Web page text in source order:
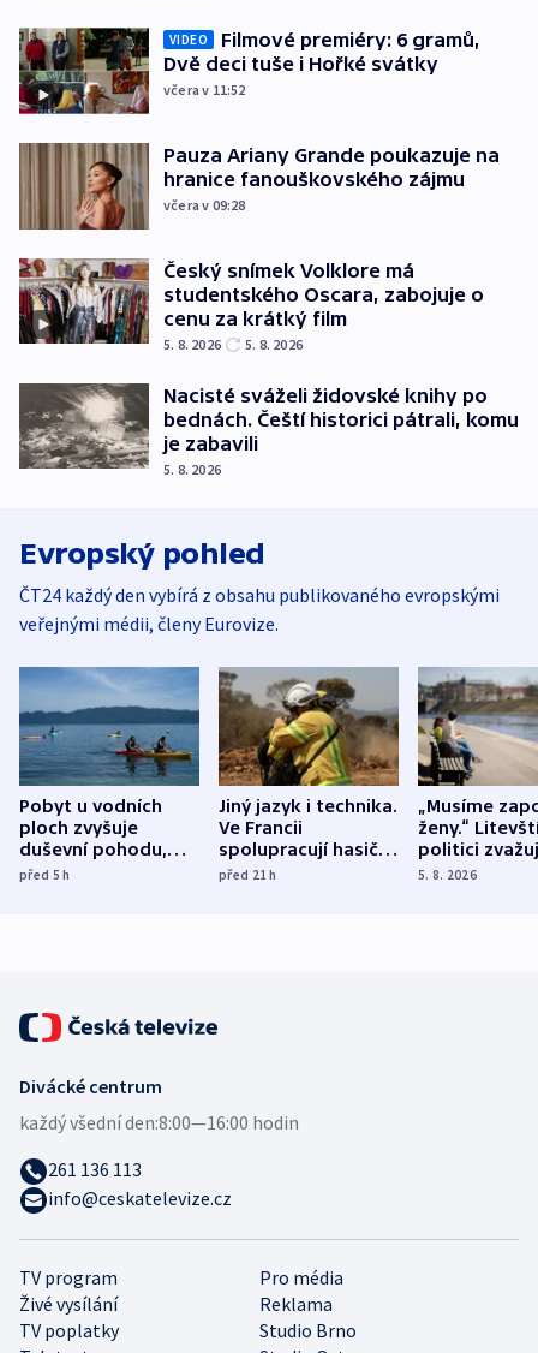
VIDEO
Filmové premiéry: 6 gramů,
Dvě deci tuše i Hořké svátky
včera v 11:52
Pauza Ariany Grande poukazuje na
hranice fanouškovského zájmu
včera v 09:28
Český snímek Volklore má
studentského Oscara, zabojuje o
cenu za krátký film
5. 8. 2026 5. 8. 2026
Nacisté sváželi židovské knihy po
bednách. Čeští historici pátrali, komu
je zabavili
5. 8. 2026
Evropský pohled
ČT24 každý den vybírá z obsahu publikovaného evropskými
veřejnými médii, členy Eurovize.
Pobyt u vodních
ploch zvyšuje
duševní pohodu,
ukázala
před 5h
Jiný jazyk i technika.
Ve Francii
spolupracují hasiči z
různých zemí
před 21h
„Musíme
ženy.“
politici
dohodu o
5. 8. 2026
TV program
Pro média
Živé vysílání
Reklama
TV poplatky
Studio Brno
Divácké centrum
každý všední den:8:00—16:00 hodin
261 136 113
info@ceskatelevize.cz